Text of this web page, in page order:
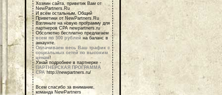
Хозяин сайта, приветик Вам от
NewPartners.Ru
И всем остальным, Общий
Приветики от NewPartners.Ru
Взгляньте на новую программу для
партнеров СРА newpartners.ru
Обсолютно бесплатно предлагаем
всем по 500 рублей на баланс в
аккаунте.
Оплачиваем весь Ваш трафик с
социальных сетей по высоким
ценам!
Узнай подробнее в партнерке -
ПАРТНЕРСКАЯ ПРОГРАММА
СРА http://newpartners.ru/
Всем спасибо за внимание,
команда NewPartners